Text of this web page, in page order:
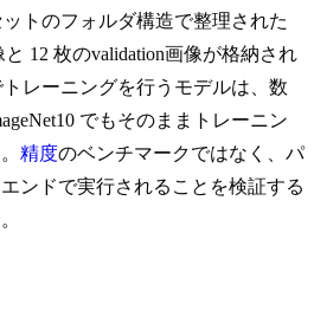
トのフォルダ構造で整理された
12 枚のvalidation画像が格納され
トレーニングを行うモデルは、数
でもそのままトレーニン
精度のベンチマークではなく、パ
ンドで実行されることを検証する